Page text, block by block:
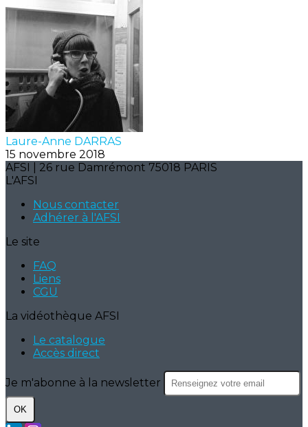
Laure-Anne DARRAS
15 novembre 2018
AFSI | 26 rue Damrémont 75018 PARIS
L'AFSI
Nous contacter
Adhérer à l'AFSI
Le site
FAQ
Liens
CGU
La vidéothèque AFSI
Le catalogue
Accès direct
Je m'abonne à la newsletter
OK